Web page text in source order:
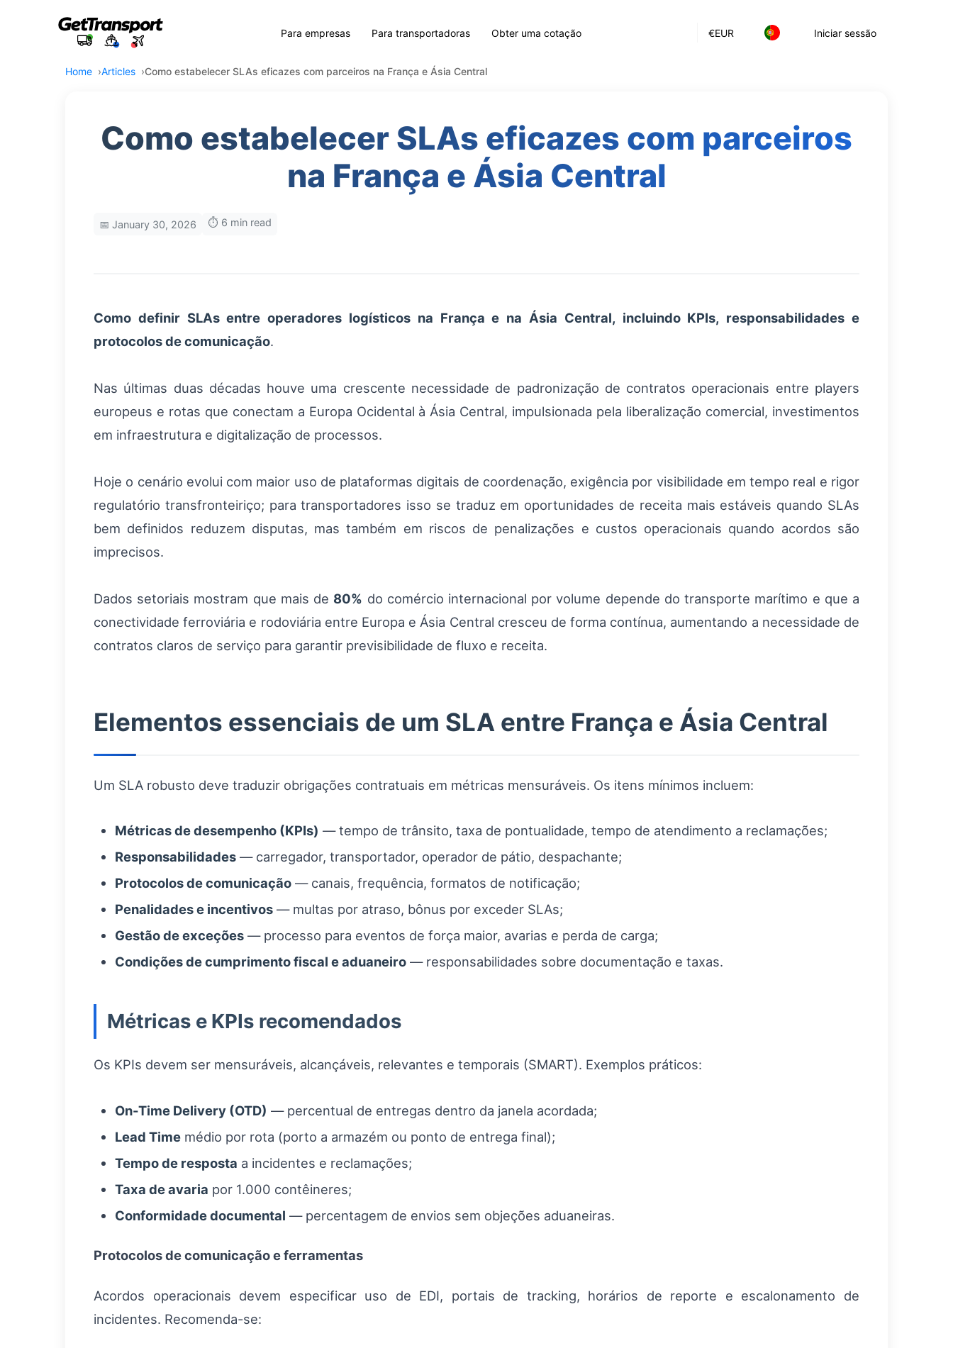
€EUR Iniciar sessão
Para empresas Para transportadoras Obter uma cotação
Home Articles Como estabelecer SLAs eficazes com parceiros na França e Ásia Central
Como estabelecer SLAs eficazes com parceiros
na França e Ásia Central
📅 January 30, 2026 ⏱️ 6 min read
Como definir SLAs entre operadores logísticos na França e na Ásia Central, incluindo KPIs, responsabilidades e
protocolos de comunicação.
Nas últimas duas décadas houve uma crescente necessidade de padronização de contratos operacionais entre players
europeus e rotas que conectam a Europa Ocidental à Ásia Central, impulsionada pela liberalização comercial, investimentos
em infraestrutura e digitalização de processos.
Hoje o cenário evolui com maior uso de plataformas digitais de coordenação, exigência por visibilidade em tempo real e rigor
regulatório transfronteiriço; para transportadores isso se traduz em oportunidades de receita mais estáveis quando SLAs
bem definidos reduzem disputas, mas também em riscos de penalizações e custos operacionais quando acordos são
imprecisos.
Dados setoriais mostram que mais de 80% do comércio internacional por volume depende do transporte marítimo e que a
conectividade ferroviária e rodoviária entre Europa e Ásia Central cresceu de forma contínua, aumentando a necessidade de
contratos claros de serviço para garantir previsibilidade de fluxo e receita.
Elementos essenciais de um SLA entre França e Ásia Central
Um SLA robusto deve traduzir obrigações contratuais em métricas mensuráveis. Os itens mínimos incluem:
Métricas de desempenho (KPIs) — tempo de trânsito, taxa de pontualidade, tempo de atendimento a reclamações;
Responsabilidades — carregador, transportador, operador de pátio, despachante;
Protocolos de comunicação — canais, frequência, formatos de notificação;
Penalidades e incentivos — multas por atraso, bônus por exceder SLAs;
Gestão de exceções — processo para eventos de força maior, avarias e perda de carga;
Condições de cumprimento fiscal e aduaneiro — responsabilidades sobre documentação e taxas.
Métricas e KPIs recomendados
Os KPIs devem ser mensuráveis, alcançáveis, relevantes e temporais (SMART). Exemplos práticos:
On-Time Delivery (OTD) — percentual de entregas dentro da janela acordada;
Lead Time médio por rota (porto a armazém ou ponto de entrega final);
Tempo de resposta a incidentes e reclamações;
Taxa de avaria por 1.000 contêineres;
Conformidade documental — percentagem de envios sem objeções aduaneiras.
Protocolos de comunicação e ferramentas
Acordos operacionais devem especificar uso de EDI, portais de tracking, horários de reporte e escalonamento de
incidentes. Recomenda-se: